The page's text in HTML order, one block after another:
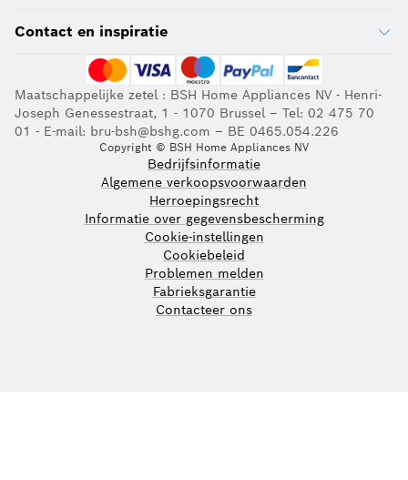
Contact en inspiratie
Maatschappelijke zetel : BSH Home Appliances NV - Henri-
Joseph Genessestraat, 1 - 1070 Brussel – Tel: 02 475 70
01 - E-mail: bru-bsh@bshg.com – BE 0465.054.226
Copyright © BSH Home Appliances NV
Bedrijfsinformatie
Algemene verkoopsvoorwaarden
Herroepingsrecht
Informatie over gegevensbescherming
Cookie-instellingen
Cookiebeleid
Problemen melden
Fabrieksgarantie
Contacteer ons